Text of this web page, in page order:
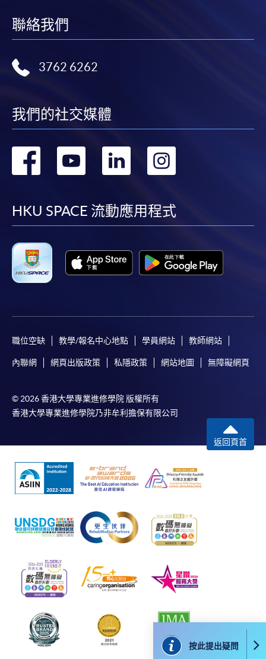
按此提出疑問
折
聯絡我們
3762 6262
我們的社交媒體
轉
facebook
轉
youtube
轉
linkedin
HKU SPACE 流動應用程式
職位空缺 教學/報名中心地點 學員網站 教師網站
內聯網 網頁出版政策 私隱政策 網站地圖 無障礙網頁
© 2026 香港大學專業進修學院 版權所有
香港大學專業進修學院乃非牟利擔保有限公司
返回頁首